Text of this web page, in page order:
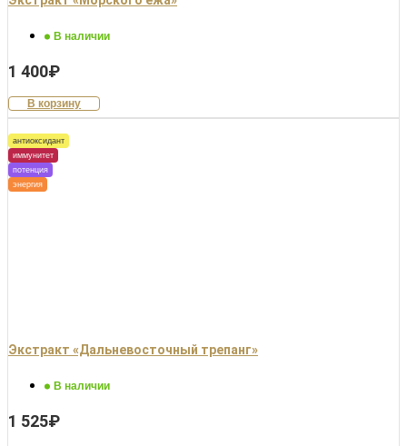
В наличии
1 400₽
В корзину
антиоксидант
иммунитет
потенция
энергия
Экстракт «Дальневосточный трепанг»
В наличии
1 525₽